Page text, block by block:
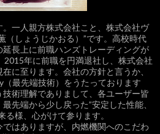
一人親方株式会社こと、株式会社ヴ
（しょうじかおる）”です。高校時代
長上に前職ハンズトレーディングが
2015年に前職を円満退社し、株式会社
に至ります。会社の方針と言うか、
最先端技術）をうたっております
術理解でありまして、各ユーザー皆
先端から少し戻った”安定した性能、
る様、心がけて参ります。
はありますが、内燃機関へのこだわ